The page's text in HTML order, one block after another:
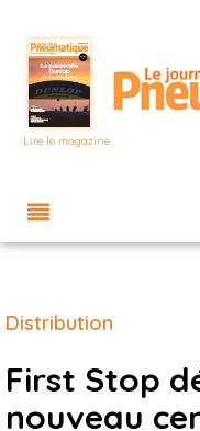
Lire le magazine
Distribution
First Stop
nouveau